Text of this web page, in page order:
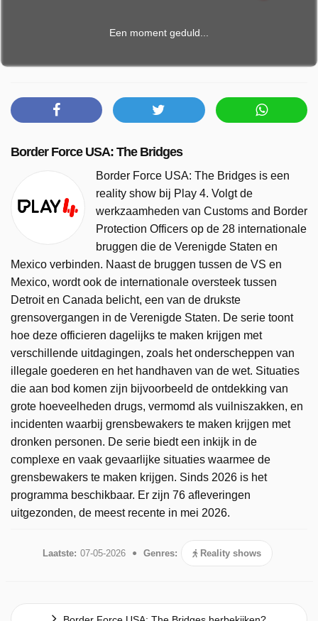
Een moment geduld...
Border Force USA: The Bridges
Border Force USA: The Bridges is een
reality show bij Play 4. Volgt de
werkzaamheden van Customs and Border
Protection Officers op de 28 internationale
bruggen die de Verenigde Staten en
Mexico verbinden. Naast de bruggen tussen de VS en
Mexico, wordt ook de internationale oversteek tussen
Detroit en Canada belicht, een van de drukste
grensovergangen in de Verenigde Staten. De serie toont
hoe deze officieren dagelijks te maken krijgen met
verschillende uitdagingen, zoals het onderscheppen van
illegale goederen en het handhaven van de wet. Situaties
die aan bod komen zijn bijvoorbeeld de ontdekking van
grote hoeveelheden drugs, vermomd als vuilniszakken, en
incidenten waarbij grensbewakers te maken krijgen met
dronken personen. De serie biedt een inkijk in de
complexe en vaak gevaarlijke situaties waarmee de
grensbewakers te maken krijgen. Sinds 2026 is het
programma beschikbaar. Er zijn 76 afleveringen
uitgezonden, de meest recente in mei 2026.
Laatste: 07-05-2026 Genres: Reality shows